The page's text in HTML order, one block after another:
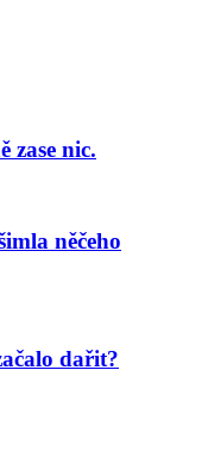
zase nic.
něčeho
dařit?